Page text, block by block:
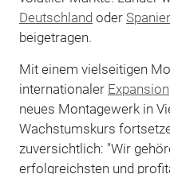
Deutschland oder
beigetragen.
Mit einem vielseitigen
internationaler Expansion
neues Montagewerk in
Wachstumskurs
zuversichtlich: "Wir
erfolgreichsten und